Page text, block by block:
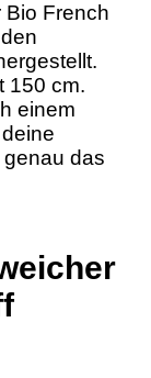
Bio French
150 cm.
einem
genau das